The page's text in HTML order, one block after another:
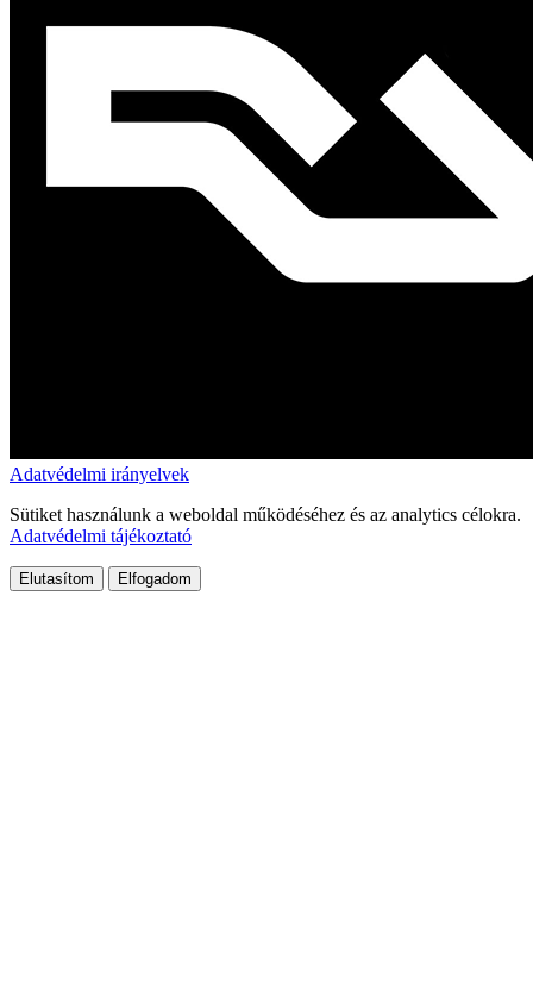
Adatvédelmi irányelvek
Sütiket használunk a weboldal működéséhez és az analytics célokra.
Adatvédelmi tájékoztató
Elutasítom Elfogadom